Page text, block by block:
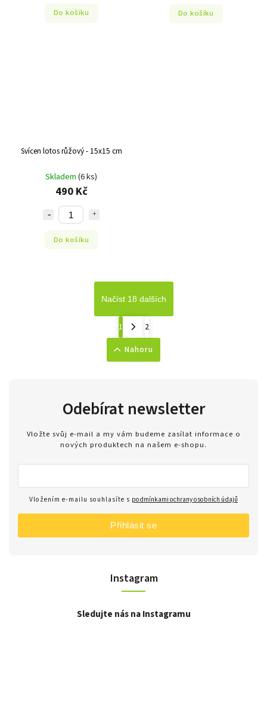
Do košíku Do košíku
Svícen lotos růžový - 15x15 cm
Skladem (6 ks)
490 Kč
Do košíku
Načíst 18 dalších
1
2
Nahoru
Instagram
Sledujte nás na Instagramu
Odebírat newsletter
Vložte svůj e-mail a my vám budeme zasílat informace o
nových produktech na našem e-shopu.
Vložením e-mailu souhlasíte s podmínkami ochrany osobních údajů
Přihlásit se